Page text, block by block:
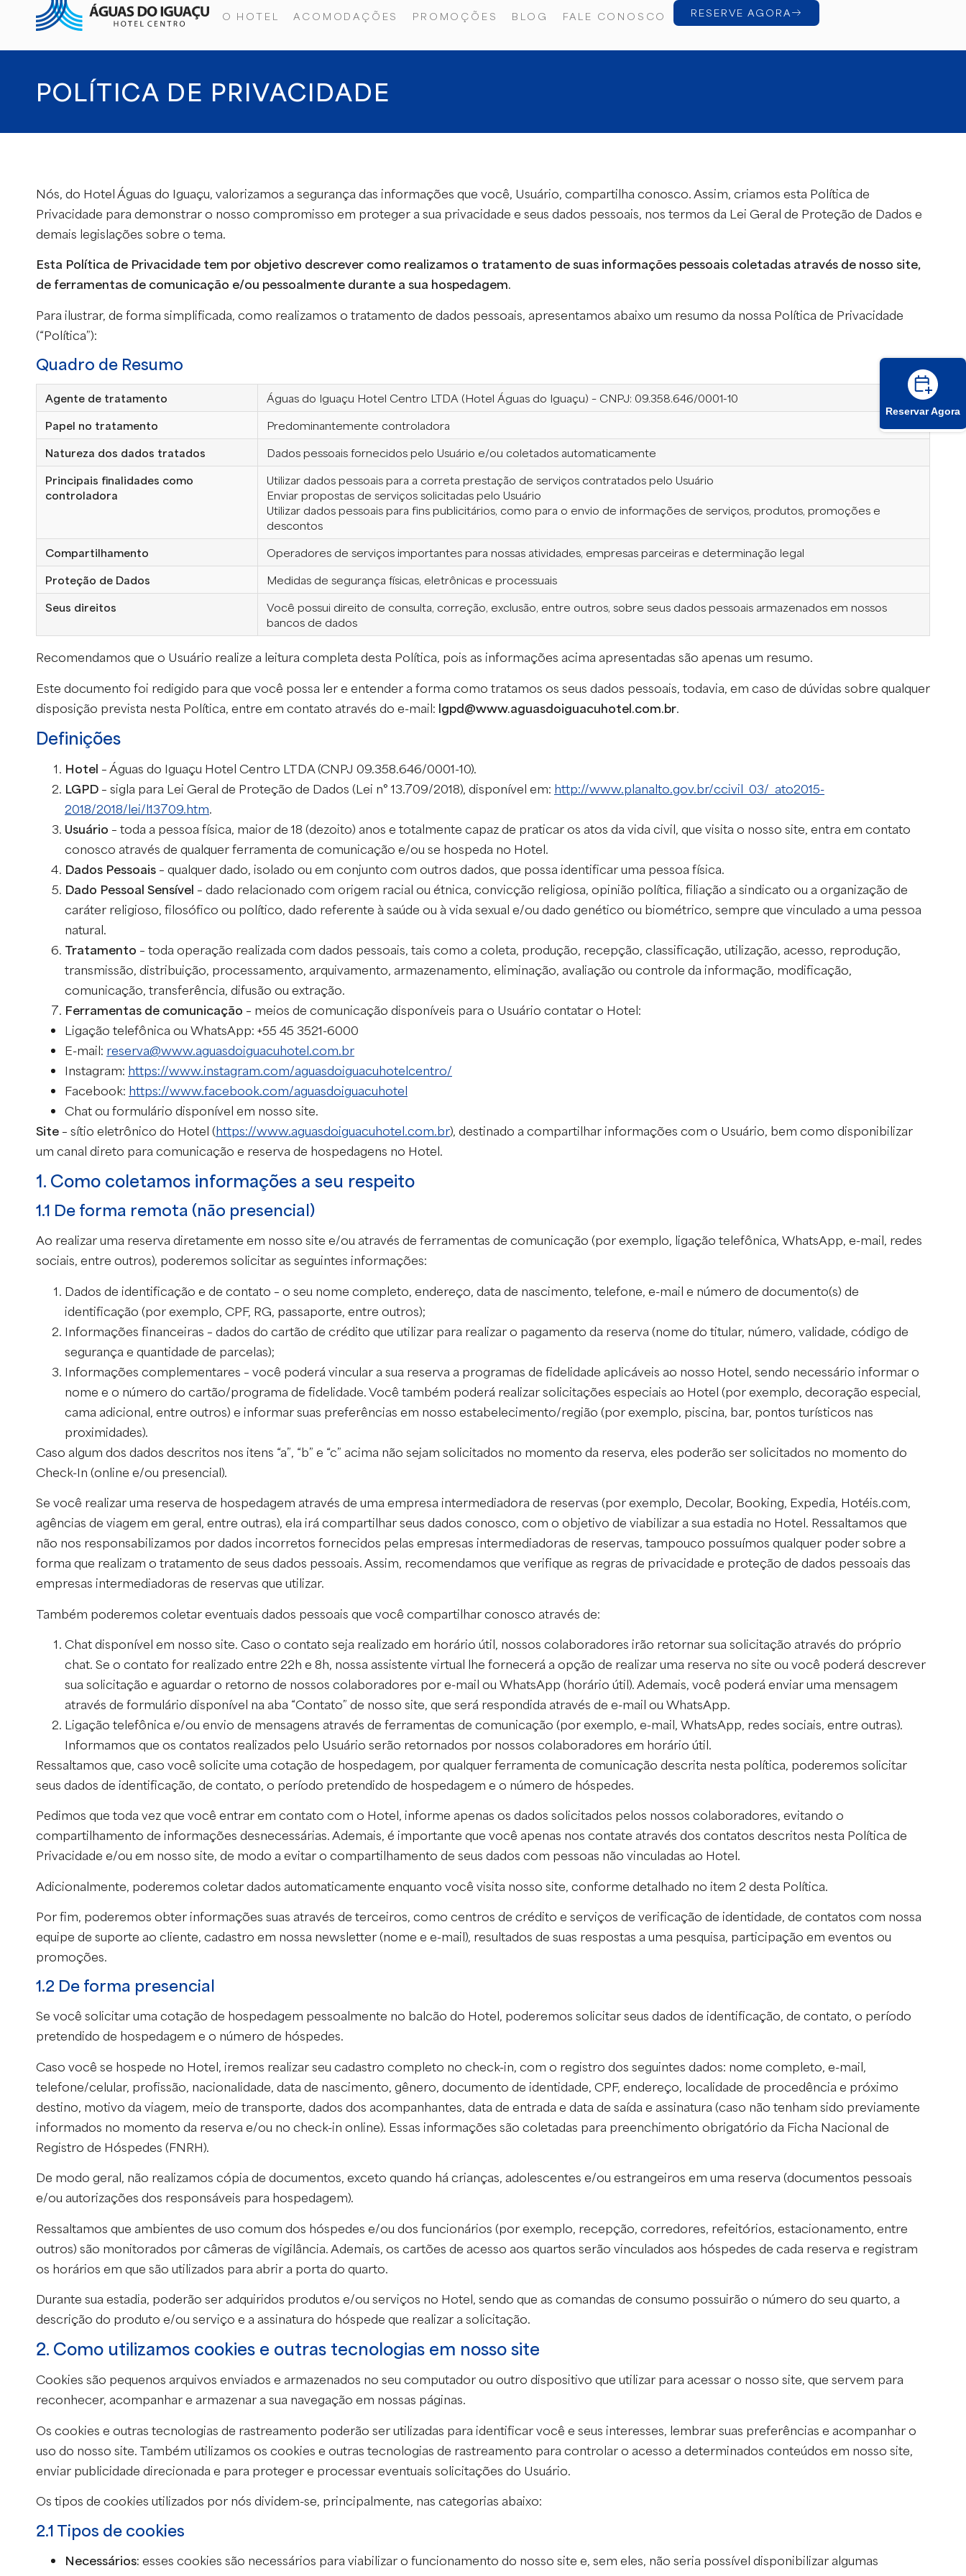
O HOTEL ACOMODAÇÕES PROMOÇÕES BLOG FALE CONOSCO RESERVE AGORA
POLÍTICA DE PRIVACIDADE
Nós, do Hotel Águas do Iguaçu, valorizamos a segurança das informações que você, Usuário, compartilha conosco. Assim, criamos esta Política de
Privacidade para demonstrar o nosso compromisso em proteger a sua privacidade e seus dados pessoais, nos termos da Lei Geral de Proteção de Dados e
demais legislações sobre o tema.
Esta Política de Privacidade tem por objetivo descrever como realizamos o tratamento de suas informações pessoais coletadas através de nosso site,
de ferramentas de comunicação e/ou pessoalmente durante a sua hospedagem.
Para ilustrar, de forma simplificada, como realizamos o tratamento de dados pessoais, apresentamos abaixo um resumo da nossa Política de Privacidade
(“Política”):
Quadro de Resumo
Agente de tratamento
Águas do Iguaçu Hotel Centro LTDA (Hotel Águas do Iguaçu) – CNPJ: 09.358.646/0001-10
Papel no tratamento
Predominantemente controladora
Natureza dos dados tratados
Dados pessoais fornecidos pelo Usuário e/ou coletados automaticamente
Principais finalidades como
controladora
Utilizar dados pessoais para a correta prestação de serviços contratados pelo Usuário
Enviar propostas de serviços solicitadas pelo Usuário
Utilizar dados pessoais para fins publicitários, como para o envio de informações de serviços, produtos, promoções e
descontos
Compartilhamento
Operadores de serviços importantes para nossas atividades, empresas parceiras e determinação legal
Proteção de Dados
Medidas de segurança físicas, eletrônicas e processuais
Seus direitos
Você possui direito de consulta, correção, exclusão, entre outros, sobre seus dados pessoais armazenados em nossos
bancos de dados
Recomendamos que o Usuário realize a leitura completa desta Política, pois as informações acima apresentadas são apenas um resumo.
Este documento foi redigido para que você possa ler e entender a forma como tratamos os seus dados pessoais, todavia, em caso de dúvidas sobre qualquer
disposição prevista nesta Política, entre em contato através do e-mail: lgpd@www.aguasdoiguacuhotel.com.br.
Definições
Hotel – Águas do Iguaçu Hotel Centro LTDA (CNPJ 09.358.646/0001-10).
LGPD – sigla para Lei Geral de Proteção de Dados (Lei n° 13.709/2018), disponível em: http://www.planalto.gov.br/ccivil_03/_ato2015-
2018/2018/lei/l13709.htm.
Usuário – toda a pessoa física, maior de 18 (dezoito) anos e totalmente capaz de praticar os atos da vida civil, que visita o nosso site, entra em contato
conosco através de qualquer ferramenta de comunicação e/ou se hospeda no Hotel.
Dados Pessoais – qualquer dado, isolado ou em conjunto com outros dados, que possa identificar uma pessoa física.
Dado Pessoal Sensível – dado relacionado com origem racial ou étnica, convicção religiosa, opinião política, filiação a sindicato ou a organização de
caráter religioso, filosófico ou político, dado referente à saúde ou à vida sexual e/ou dado genético ou biométrico, sempre que vinculado a uma pessoa
natural.
Tratamento – toda operação realizada com dados pessoais, tais como a coleta, produção, recepção, classificação, utilização, acesso, reprodução,
transmissão, distribuição, processamento, arquivamento, armazenamento, eliminação, avaliação ou controle da informação, modificação,
comunicação, transferência, difusão ou extração.
Ferramentas de comunicação – meios de comunicação disponíveis para o Usuário contatar o Hotel:
Ligação telefônica ou WhatsApp: +55 45 3521-6000
E-mail: reserva@www.aguasdoiguacuhotel.com.br
Instagram: https://www.instagram.com/aguasdoiguacuhotelcentro/
Facebook: https://www.facebook.com/aguasdoiguacuhotel
Chat ou formulário disponível em nosso site.
Site – sítio eletrônico do Hotel (https://www.aguasdoiguacuhotel.com.br), destinado a compartilhar informações com o Usuário, bem como disponibilizar
um canal direto para comunicação e reserva de hospedagens no Hotel.
1. Como coletamos informações a seu respeito
1.1 De forma remota (não presencial)
Ao realizar uma reserva diretamente em nosso site e/ou através de ferramentas de comunicação (por exemplo, ligação telefônica, WhatsApp, e-mail, redes
sociais, entre outros), poderemos solicitar as seguintes informações:
Dados de identificação e de contato – o seu nome completo, endereço, data de nascimento, telefone, e-mail e número de documento(s) de
identificação (por exemplo, CPF, RG, passaporte, entre outros);
Informações financeiras – dados do cartão de crédito que utilizar para realizar o pagamento da reserva (nome do titular, número, validade, código de
segurança e quantidade de parcelas);
Informações complementares – você poderá vincular a sua reserva a programas de fidelidade aplicáveis ao nosso Hotel, sendo necessário informar o
nome e o número do cartão/programa de fidelidade. Você também poderá realizar solicitações especiais ao Hotel (por exemplo, decoração especial,
cama adicional, entre outros) e informar suas preferências em nosso estabelecimento/região (por exemplo, piscina, bar, pontos turísticos nas
proximidades).
Caso algum dos dados descritos nos itens “a”, “b” e “c” acima não sejam solicitados no momento da reserva, eles poderão ser solicitados no momento do
Check-In (online e/ou presencial).
Se você realizar uma reserva de hospedagem através de uma empresa intermediadora de reservas (por exemplo, Decolar, Booking, Expedia, Hotéis.com,
agências de viagem em geral, entre outras), ela irá compartilhar seus dados conosco, com o objetivo de viabilizar a sua estadia no Hotel. Ressaltamos que
não nos responsabilizamos por dados incorretos fornecidos pelas empresas intermediadoras de reservas, tampouco possuímos qualquer poder sobre a
forma que realizam o tratamento de seus dados pessoais. Assim, recomendamos que verifique as regras de privacidade e proteção de dados pessoais das
empresas intermediadoras de reservas que utilizar.
Também poderemos coletar eventuais dados pessoais que você compartilhar conosco através de:
Chat disponível em nosso site. Caso o contato seja realizado em horário útil, nossos colaboradores irão retornar sua solicitação através do próprio
chat. Se o contato for realizado entre 22h e 8h, nossa assistente virtual lhe fornecerá a opção de realizar uma reserva no site ou você poderá descrever
sua solicitação e aguardar o retorno de nossos colaboradores por e-mail ou WhatsApp (horário útil). Ademais, você poderá enviar uma mensagem
através de formulário disponível na aba “Contato” de nosso site, que será respondida através de e-mail ou WhatsApp.
Ligação telefônica e/ou envio de mensagens através de ferramentas de comunicação (por exemplo, e-mail, WhatsApp, redes sociais, entre outras).
Informamos que os contatos realizados pelo Usuário serão retornados por nossos colaboradores em horário útil.
Ressaltamos que, caso você solicite uma cotação de hospedagem, por qualquer ferramenta de comunicação descrita nesta política, poderemos solicitar
seus dados de identificação, de contato, o período pretendido de hospedagem e o número de hóspedes.
Pedimos que toda vez que você entrar em contato com o Hotel, informe apenas os dados solicitados pelos nossos colaboradores, evitando o
compartilhamento de informações desnecessárias. Ademais, é importante que você apenas nos contate através dos contatos descritos nesta Política de
Privacidade e/ou em nosso site, de modo a evitar o compartilhamento de seus dados com pessoas não vinculadas ao Hotel.
Adicionalmente, poderemos coletar dados automaticamente enquanto você visita nosso site, conforme detalhado no item 2 desta Política.
Por fim, poderemos obter informações suas através de terceiros, como centros de crédito e serviços de verificação de identidade, de contatos com nossa
equipe de suporte ao cliente, cadastro em nossa newsletter (nome e e-mail), resultados de suas respostas a uma pesquisa, participação em eventos ou
promoções.
1.2 De forma presencial
Se você solicitar uma cotação de hospedagem pessoalmente no balcão do Hotel, poderemos solicitar seus dados de identificação, de contato, o período
pretendido de hospedagem e o número de hóspedes.
Caso você se hospede no Hotel, iremos realizar seu cadastro completo no check-in, com o registro dos seguintes dados: nome completo, e-mail,
telefone/celular, profissão, nacionalidade, data de nascimento, gênero, documento de identidade, CPF, endereço, localidade de procedência e próximo
destino, motivo da viagem, meio de transporte, dados dos acompanhantes, data de entrada e data de saída e assinatura (caso não tenham sido previamente
informados no momento da reserva e/ou no check-in online). Essas informações são coletadas para preenchimento obrigatório da Ficha Nacional de
Registro de Hóspedes (FNRH).
De modo geral, não realizamos cópia de documentos, exceto quando há crianças, adolescentes e/ou estrangeiros em uma reserva (documentos pessoais
e/ou autorizações dos responsáveis para hospedagem).
Ressaltamos que ambientes de uso comum dos hóspedes e/ou dos funcionários (por exemplo, recepção, corredores, refeitórios, estacionamento, entre
outros) são monitorados por câmeras de vigilância. Ademais, os cartões de acesso aos quartos serão vinculados aos hóspedes de cada reserva e registram
os horários em que são utilizados para abrir a porta do quarto.
Durante sua estadia, poderão ser adquiridos produtos e/ou serviços no Hotel, sendo que as comandas de consumo possuirão o número do seu quarto, a
descrição do produto e/ou serviço e a assinatura do hóspede que realizar a solicitação.
2. Como utilizamos cookies e outras tecnologias em nosso site
Cookies são pequenos arquivos enviados e armazenados no seu computador ou outro dispositivo que utilizar para acessar o nosso site, que servem para
reconhecer, acompanhar e armazenar a sua navegação em nossas páginas.
Os cookies e outras tecnologias de rastreamento poderão ser utilizadas para identificar você e seus interesses, lembrar suas preferências e acompanhar o
uso do nosso site. Também utilizamos os cookies e outras tecnologias de rastreamento para controlar o acesso a determinados conteúdos em nosso site,
enviar publicidade direcionada e para proteger e processar eventuais solicitações do Usuário.
Os tipos de cookies utilizados por nós dividem-se, principalmente, nas categorias abaixo:
2.1 Tipos de cookies
Necessários: esses cookies são necessários para viabilizar o funcionamento do nosso site e, sem eles, não seria possível disponibilizar algumas
Reservar Agora